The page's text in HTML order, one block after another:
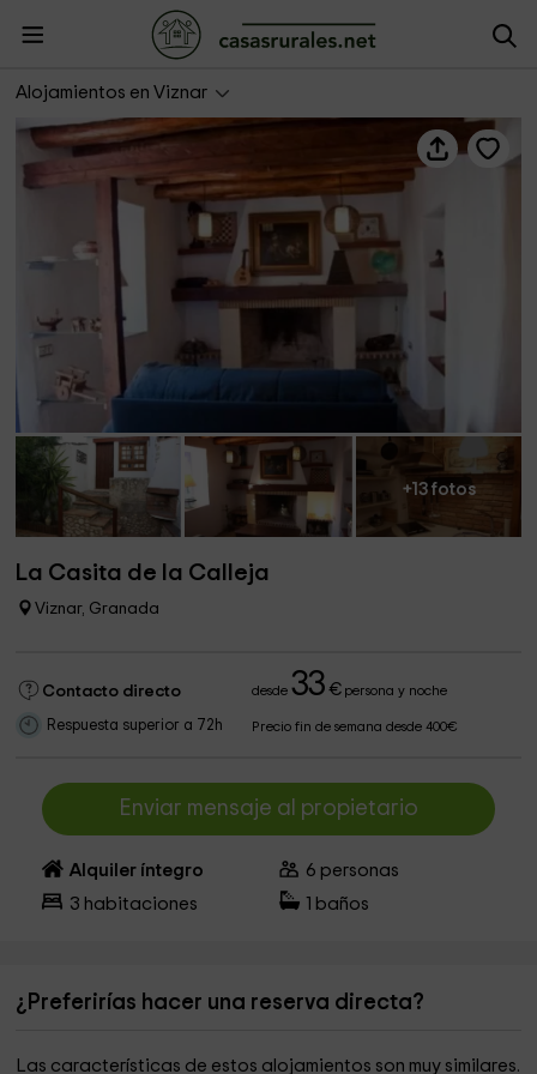
Alojamientos en Viznar
La Casita de la Calleja
+13 fotos
La Casita de la Calleja
Viznar, Granada
Contacto directo desde33 €persona y noche
Respuesta superior a 72h Precio fin de semana desde 400€
Enviar mensaje al propietario
Alquiler íntegro 6 personas
3 habitaciones baños
¿Preferirías hacer una reserva directa?
Las características de estos alojamientos son muy similares.